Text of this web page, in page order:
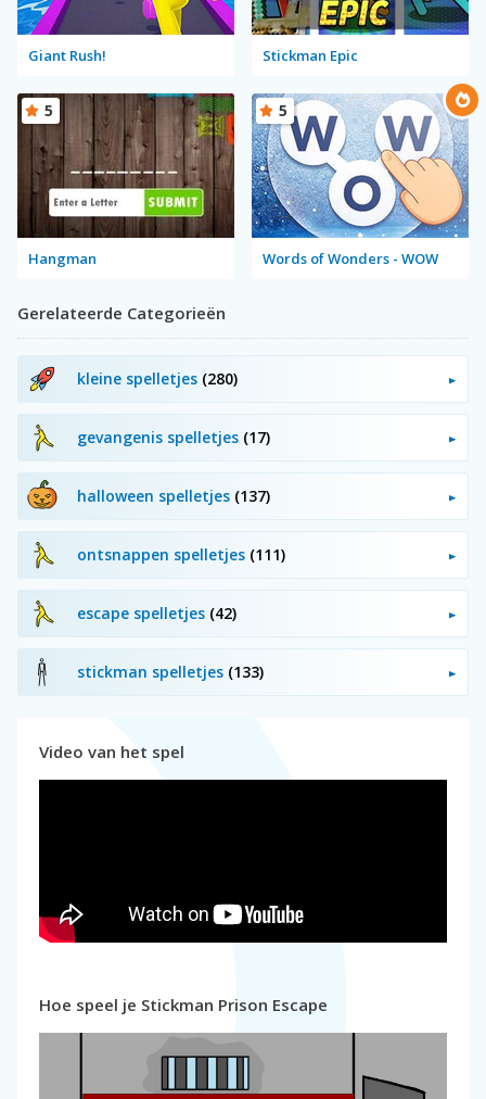
Giant Rush! Stickman Epic
Hangman
5
Words of Wonders - WOW
5
Gerelateerde Categorieën
kleine spelletjes (280)
gevangenis spelletjes (17)
halloween spelletjes (137)
ontsnappen spelletjes (111)
escape spelletjes (42)
stickman spelletjes (133)
Video van het spel
Hoe speel je Stickman Prison Escape